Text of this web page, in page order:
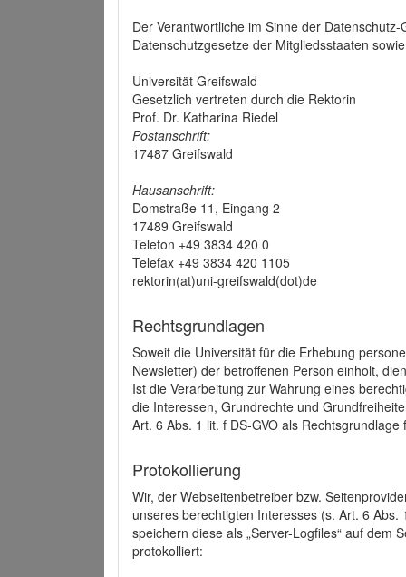
Der Verantwortliche im Sinne der
Datenschutzgesetze der Mitgliedsstaaten
Universität Greifswald
Gesetzlich vertreten durch die Rektorin
Prof. Dr. Katharina Riedel
Postanschrift:
17487 Greifswald
Hausanschrift:
Domstraße 11, Eingang 2
17489 Greifswald
Telefon +49 3834 420 0
Telefax +49 3834 420 1105
rektorin(at)uni-greifswald(dot)de
Rechtsgrundlagen
Soweit die Universität für die Erhebung
Newsletter) der betroffenen Person einholt,
Ist die Verarbeitung zur Wahrung eines
die Interessen, Grundrechte und
Art. 6 Abs. 1 lit. f DS-GVO als
Protokollierung
Wir, der Webseitenbetreiber bzw.
unseres berechtigten Interesses (s. Art. 6
speichern diese als „Server-Logfiles“ auf dem
protokolliert: